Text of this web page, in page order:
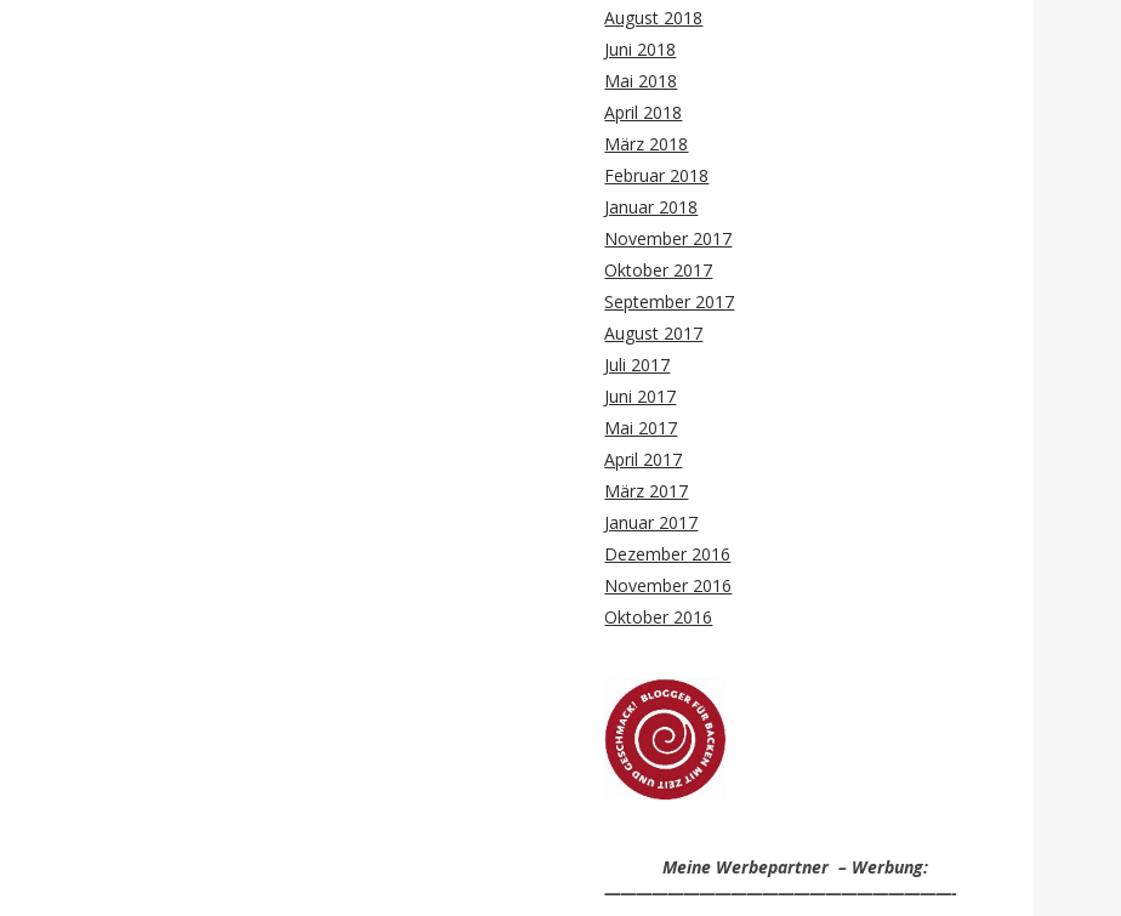
August 2018
Juni 2018
Mai 2018
April 2018
März 2018
Februar 2018
Januar 2018
November 2017
Oktober 2017
September 2017
August 2017
Juli 2017
Juni 2017
Mai 2017
April 2017
März 2017
Januar 2017
Dezember 2016
November 2016
Oktober 2016
Meine Werbepartner – Werbung:
——————————————————————-